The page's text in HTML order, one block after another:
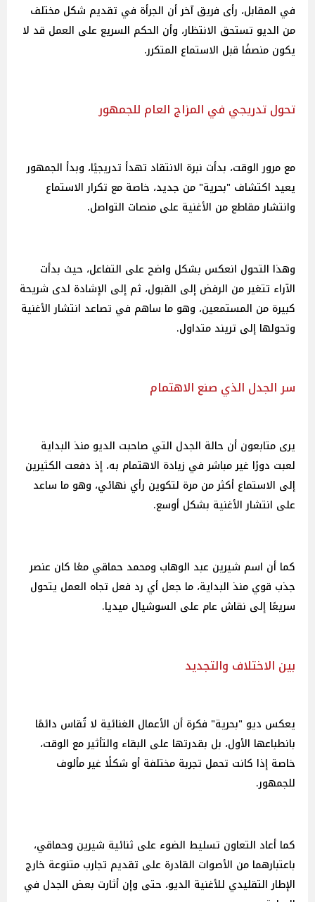
في المقابل، رأى فريق آخر أن الجرأة في تقديم شكل مختلف
من الديو تستحق الانتظار، وأن الحكم السريع على العمل قد لا
يكون منصفًا قبل الاستماع المتكرر.
تحول تدريجي في المزاج العام للجمهور
مع مرور الوقت، بدأت نبرة الانتقاد تهدأ تدريجيًا، وبدأ الجمهور
يعيد اكتشاف "بحرية" من جديد، خاصة مع تكرار الاستماع
وانتشار مقاطع من الأغنية على منصات التواصل.
وهذا التحول انعكس بشكل واضح على التفاعل، حيث بدأت
الآراء تتغير من الرفض إلى القبول، ثم إلى الإشادة لدى شريحة
كبيرة من المستمعين، وهو ما ساهم في تصاعد انتشار الأغنية
وتحولها إلى تريند متداول.
سر الجدل الذي صنع الاهتمام
يرى متابعون أن حالة الجدل التي صاحبت الديو منذ البداية
لعبت دورًا غير مباشر في زيادة الاهتمام به، إذ دفعت الكثيرين
إلى الاستماع أكثر من مرة لتكوين رأي نهائي، وهو ما ساعد
على انتشار الأغنية بشكل أوسع.
كما أن اسم شيرين عبد الوهاب ومحمد حماقي معًا كان عنصر
جذب قوي منذ البداية، ما جعل أي رد فعل تجاه العمل يتحول
سريعًا إلى نقاش عام على السوشيال ميديا.
بين الاختلاف والتجديد
يعكس ديو "بحرية" فكرة أن الأعمال الغنائية لا تُقاس دائمًا
بانطباعها الأول، بل بقدرتها على البقاء والتأثير مع الوقت،
خاصة إذا كانت تحمل تجربة مختلفة أو شكلًا غير مألوف
للجمهور.
كما أعاد التعاون تسليط الضوء على ثنائية شيرين وحماقي،
باعتبارهما من الأصوات القادرة على تقديم تجارب متنوعة خارج
الإطار التقليدي للأغنية الديو، حتى وإن أثارت بعض الجدل في